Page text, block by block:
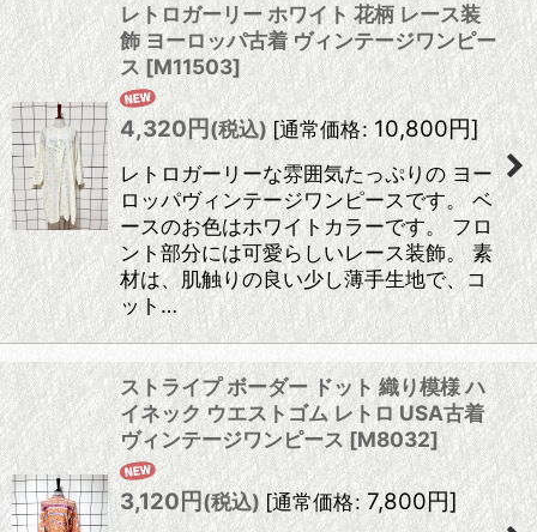
レトロガーリー ホワイト 花柄 レース装
飾 ヨーロッパ古着 ヴィンテージワンピー
ス[M11503]
4,320円(税込) [通常価格: 10,800円]
レトロガーリーな雰囲気たっぷりの ヨー
ロッパヴィンテージワンピースです。 ベ
ースのお色はホワイトカラーです。 フロ
ント部分には可愛らしいレース装飾。 素
材は、肌触りの良い少し薄手生地で、コ
ット…
ストライプ ボーダー ドット 織り模様 ハ
イネック ウエストゴム レトロ USA古着
ヴィンテージワンピース[M8032]
3,120円(税込) [通常価格: 7,800円]